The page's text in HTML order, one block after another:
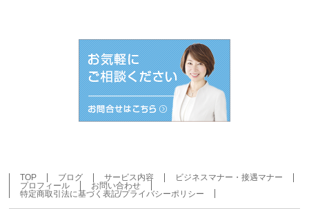
TOP ブログ サービス内容
ビジネスマナー・接遇マナー
プロフィール
お問い合わせ
特定商取引法に基づく表記/プライバシーポリシー